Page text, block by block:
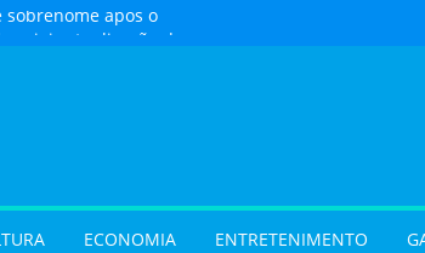
sobrenome após o
foco em lazer e
cresce no
ECONOMIA ENTRETENIMENTO